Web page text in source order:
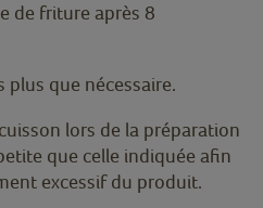
de friture après 8
plus que nécessaire.
lors de la préparation
que celle indiquée afin
excessif du produit.